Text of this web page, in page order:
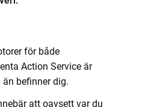
för både
Action Service är
befinner dig.
att oavsett var du